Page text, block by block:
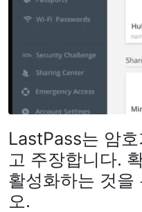
LastPass는 암
고 주장합니다.
활성화하는 것을
오.